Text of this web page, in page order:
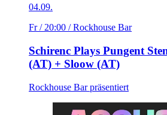
04.09.
Fr / 20:00 / Rockhouse Bar
Schirenc Plays Pungent
(AT) + Sloow (AT)
Rockhouse Bar präsentiert